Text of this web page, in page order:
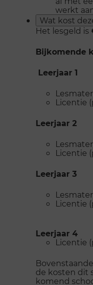
werkt
Wat kost
Het lesgeld is
Bijkomende
Leerjaar 1
Licentie
Leerjaar 2
Licentie
Leerjaar 3
Licentie
Leerjaar 4
Licentie
de kosten dit
komend